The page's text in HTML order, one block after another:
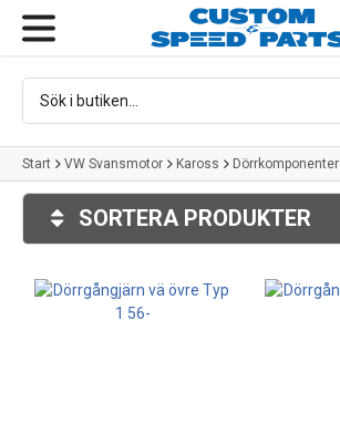
Start VW Svansmotor Kaross Dörrkomponenter
SORTERA PRODUKTER